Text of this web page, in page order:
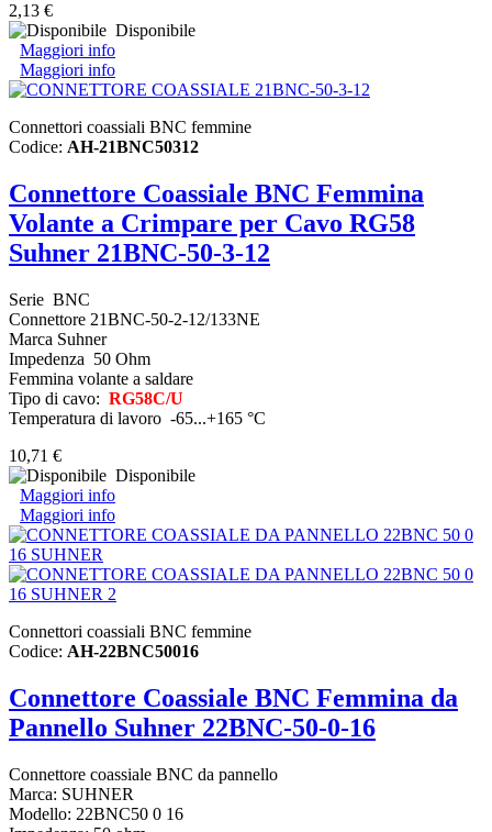
2,13 €
Disponibile
Maggiori info
Maggiori info
Connettori coassiali BNC femmine
Codice: AH-21BNC50312
Connettore Coassiale BNC Femmina
Volante a Crimpare per Cavo RG58
Suhner 21BNC-50-3-12
Serie BNC
Connettore 21BNC-50-2-12/133NE
Marca Suhner
Impedenza 50 Ohm
Femmina volante a saldare
Tipo di cavo: RG58C/U
Temperatura di lavoro -65...+165 °C
10,71 €
Disponibile
Maggiori info
Maggiori info
Connettori coassiali BNC femmine
Codice: AH-22BNC50016
Connettore Coassiale BNC Femmina da
Pannello Suhner 22BNC-50-0-16
Connettore coassiale BNC da pannello
Marca: SUHNER
Modello: 22BNC50 0 16